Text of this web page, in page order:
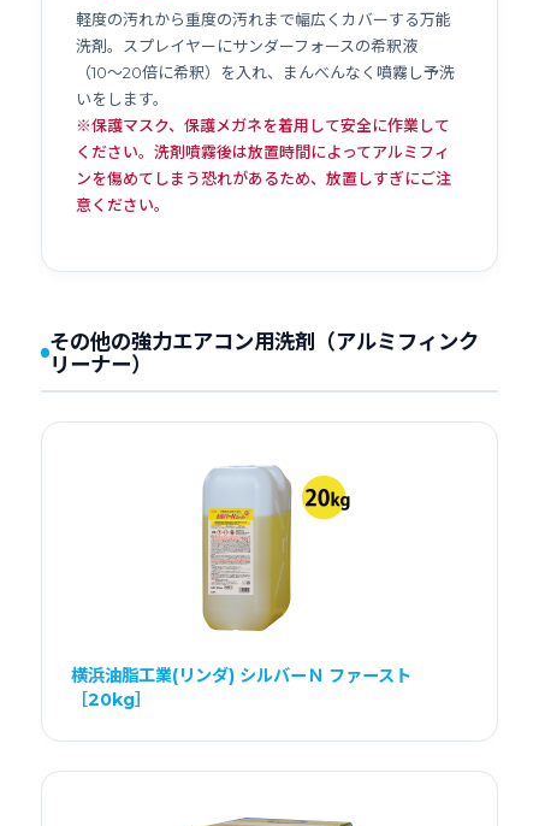
軽度の汚れから重度の汚れまで幅広くカバーする万能
洗剤。スプレイヤーにサンダーフォースの希釈液
（10〜20倍に希釈）を入れ、まんべんなく噴霧し予洗
いをします。
※保護マスク、保護メガネを着用して安全に作業して
ください。洗剤噴霧後は放置時間によってアルミフィ
ンを傷めてしまう恐れがあるため、放置しすぎにご注
意ください。
その他の強力エアコン用洗剤（アルミフィンク
リーナー）
横浜油脂工業(リンダ) シルバーＮ ファースト
［20kg］